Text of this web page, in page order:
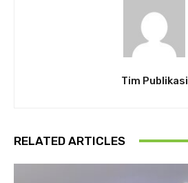
Tim Publikasi
RELATED ARTICLES